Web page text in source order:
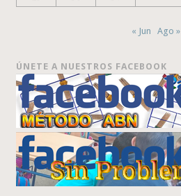
« Jun Ago »
ÚNETE A NUESTROS FACEBOOK